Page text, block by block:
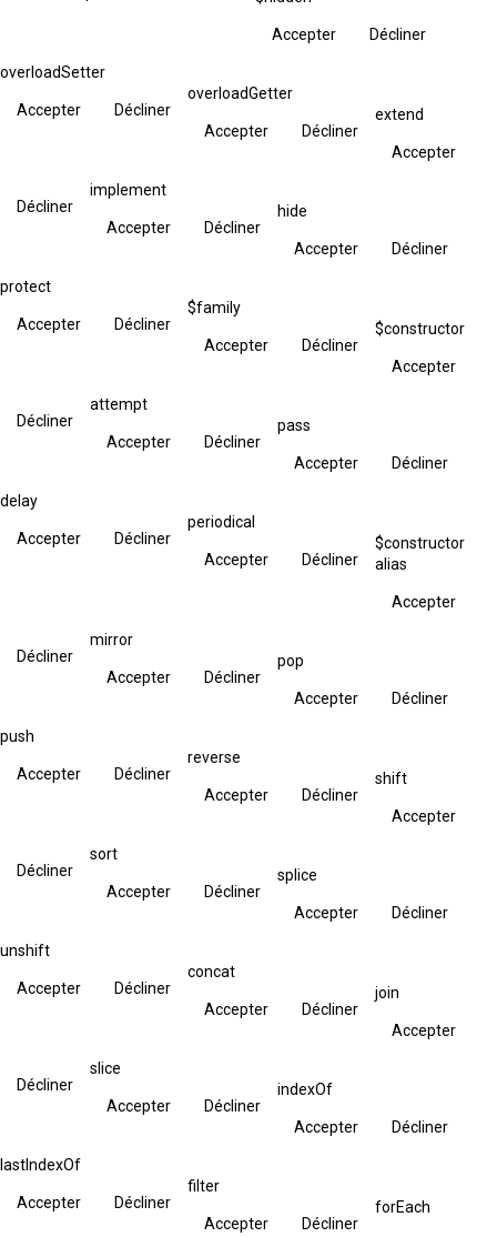
Accepter Décliner
overloadSetter
Accepter Décliner
overloadGetter
Accepter Décliner
extend
Accepter
Décliner
implement
Accepter Décliner
hide
Accepter Décliner
protect
Accepter Décliner
$family
Accepter Décliner
$constructor
Accepter
Décliner
attempt
Accepter Décliner
pass
Accepter Décliner
delay
Accepter Décliner
periodical
Accepter Décliner
$constructor
alias
Accepter
Décliner
mirror
Accepter Décliner
pop
Accepter Décliner
push
Accepter Décliner
reverse
Accepter Décliner
shift
Accepter
Décliner
sort
Accepter Décliner
splice
Accepter Décliner
unshift
Accepter Décliner
concat
Accepter Décliner
join
Accepter
Décliner
slice
Accepter Décliner
indexOf
Accepter Décliner
lastIndexOf
Accepter Décliner
filter
Accepter Décliner
forEach